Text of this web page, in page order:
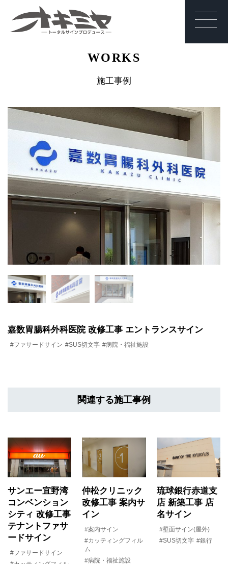
板 有限会社オキWORKS
施工事例
嘉数胃腸科外科医院 改修工事 エントランスサイン
#ファサードサイン #SUS切文字 #病院・福祉施設
関連する施工事例
サンエー宜野湾
コンベンション
シティ 改修工事
テナントファサ
ードサイン
#ファサードサイン
仲松クリニック
改修工事 案内サ
イン
#案内サイン
#カッティングフィル
ム
#病院・福祉施設
琉球銀行赤道支
店 新築工事 店
名サイン
#壁面サイン(屋外)
#SUS切文字 #銀行